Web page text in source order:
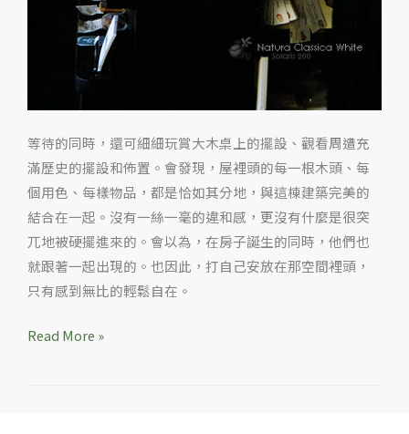
等待的同時，還可細細玩賞大木桌上的擺設、觀看周遭充
滿歷史的擺設和佈置。會發現，屋裡頭的每一根木頭、每
個用色、每樣物品，都是恰如其分地，與這棟建築完美的
結合在一起。沒有一絲一毫的違和感，更沒有什麼是很突
兀地被硬擺進來的。會以為，在房子誕生的同時，他們也
就跟著一起出現的。也因此，打自己安放在那空間裡頭，
只有感到無比的輕鬆自在。
Read More »